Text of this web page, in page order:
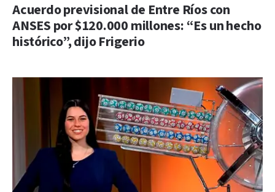
Acuerdo previsional de Entre Ríos con
ANSES por $120.000 millones: “Es un hecho
histórico”, dijo Frigerio